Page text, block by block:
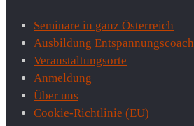
Seminare in ganz Österreich
Ausbildung Entspannungscoach
Veranstaltungsorte
Anmeldung
Über uns
Cookie-Richtlinie (EU)